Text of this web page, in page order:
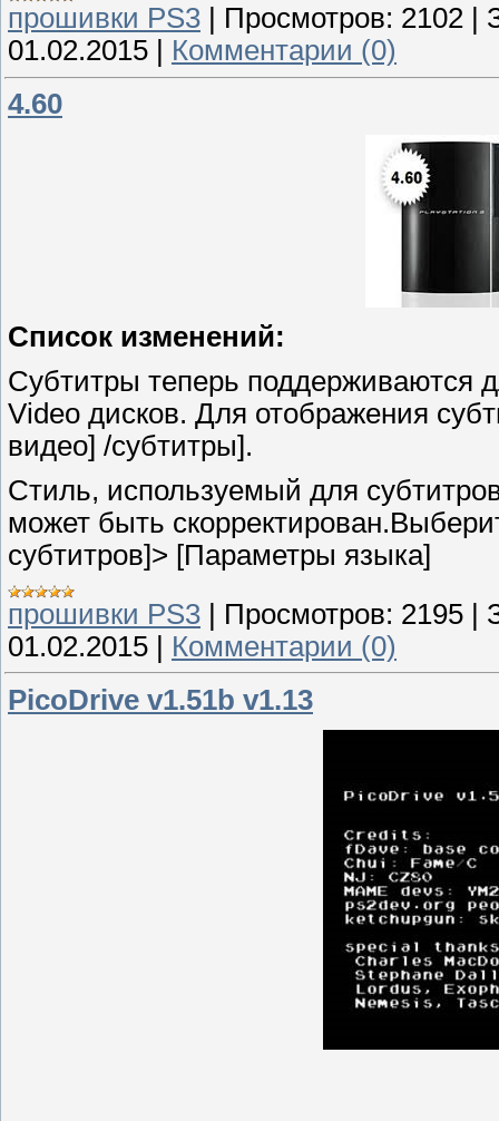
прошивки PS3
Просмотров: 2102
01.02.2015
Комментарии (0)
4.60
Список изменений:
Субтитры теперь поддерживаются
Video дисков. Для отображения
видео] /субтитры].
Стиль, используемый для
может быть
субтитров]> [Параметры языка]
прошивки PS3
Просмотров: 2195
01.02.2015
Комментарии (0)
PicoDrive v1.51b v1.13